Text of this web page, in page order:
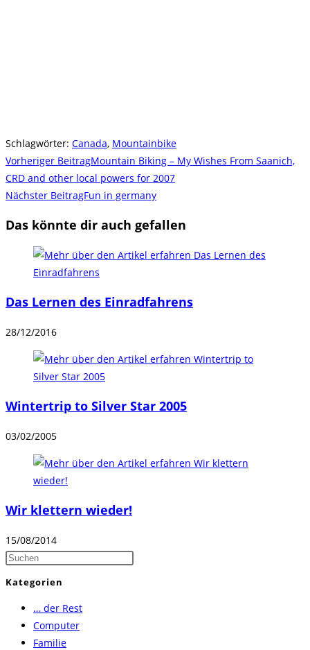
Schlagwörter: Canada, Mountainbike
Weitere
Artikel
ansehen
Vorheriger BeitragMountain Biking – My Wishes From Saanich,
CRD and other local powers for 2007
Nächster BeitragFun in germany
Das könnte dir auch gefallen
Das Lernen des Einradfahrens
28/12/2016
Wintertrip to Silver Star 2005
03/02/2005
Wir klettern wieder!
15/08/2014
Press
Kategorien
… der Rest
Computer
Familie